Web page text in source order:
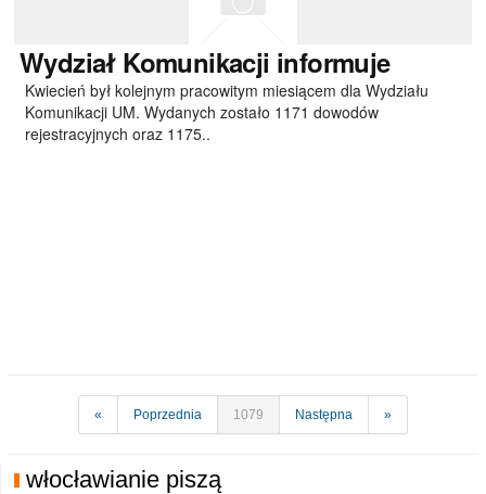
WydziałKomunikacji informuje
Kwiecień był kolejnym pracowitym miesiącem dla Wydziału
Komunikacji UM. Wydanych zostało 1171 dowodów
rejestracyjnych oraz 1175..
« Poprzednia 1079 Następna »
włocławianie piszą